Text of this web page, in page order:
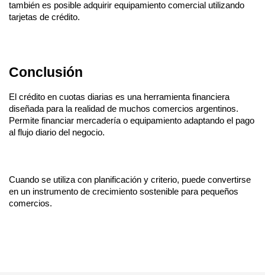
también es posible adquirir equipamiento comercial utilizando
tarjetas de crédito.
Conclusión
El crédito en cuotas diarias es una herramienta financiera
diseñada para la realidad de muchos comercios argentinos.
Permite financiar mercadería o equipamiento adaptando el pago
al flujo diario del negocio.
Cuando se utiliza con planificación y criterio, puede convertirse
en un instrumento de crecimiento sostenible para pequeños
comercios.